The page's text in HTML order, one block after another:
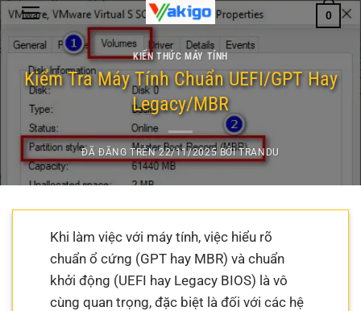
Chuyển
đến
nội
dung
0
KIẾN THỨC MÁY TÍNH
Kiểm Tra Máy Tính Chuẩn UEFI/GPT Hay
Legacy/MBR
ĐÃ ĐĂNG TRÊN22/11/2025 BỞITRANDU
Khi làm việc với máy tính, việc hiểu rõ
chuẩn ổ cứng (GPT hay MBR) và chuẩn
khởi động (UEFI hay Legacy BIOS) là vô
cùng quan trọng, đặc biệt là đối với các hệ